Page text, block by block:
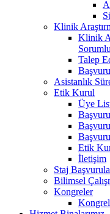
Klinik
Klinik
Talep
Asistanlık
Etik Kurul
Üye
Etik
İletişim
Staj
Bilimsel
Kongreler